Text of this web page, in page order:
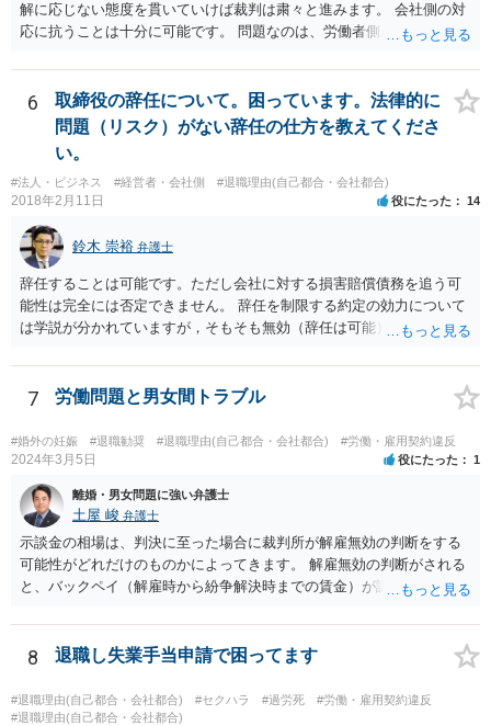
解に応じない態度を貫いていけば裁判は粛々と進みます。 会社側の対
応に抗うことは十分に可能です。 問題なのは、労働者側が「争わな
6
取締役の辞任について。困っています。法律的に
問題（リスク）がない辞任の仕方を教えてくださ
い。
#法人・ビジネス #経営者・会社側 #退職理由(自己都合・会社都合)
2018年2月11日 役にたった 14
鈴木 崇裕 弁護士
辞任することは可能です。ただし会社に対する損害賠償債務を追う可
能性は完全には否定できません。 辞任を制限する約定の効力について
は学説が分かれていますが，そもそも無効（辞任は可能）と考える説
る可能性があると考える説が有力です。 ただし，いずれの説をとった
場合でも，会社にとって「不利な時期」に辞任したときは，「やむを
ます。 健康上の理由は「やむを得ない事由」の典型ですが，程度によ
って異なります。 子会社の代表取締役が辞任を認めてくれるのであれ
ば，少なくとも法律上は，親会社（子会社にとっての株主）の承諾は
必要ありません。 なお，子会社の代表取締役には，取締役辞任の登記
をしてもらわなければなりません。 親会社が株主代表訴訟を提起する
ことは理論上可能ですが，あなたに対して追及できる責任は，あなた
自身が会社に対して追う責任（例えば任務懈怠責任）の範囲に留まり
ます。子会社の負債をあなたに負わせることはできません。 実際上問
いてくれないと，辞任の登記をするためには，最終的には訴訟を提起
7 労働問題と男女間トラブル
#婚外の妊娠 #退職勧奨 #退職理由(自己都合・会社都合) #労働・雇用契約違反
2024年3月5日 役にたった 1
離婚・男女問題に強い弁護士
土屋 峻 弁護士
示談金の相場は、判決に至った場合に裁判所が解雇無効の判断をする
可能性がどれだけのものかによってきます。 解雇無効の判断がされる
と、バックペイ（解雇時から紛争解決時までの賃金）が認められるの
準となります。解決金の基準は、半年から１年程度の賃金相当額くら
いだと思います。 この件は、弁護士に具体的な内容について、ご相談
8 退職し失業手当申請で困ってます
#退職理由(自己都合・会社都合) #セクハラ #過労死
#労働・雇用契約違反
#退職理由(自己都合・会社都合)